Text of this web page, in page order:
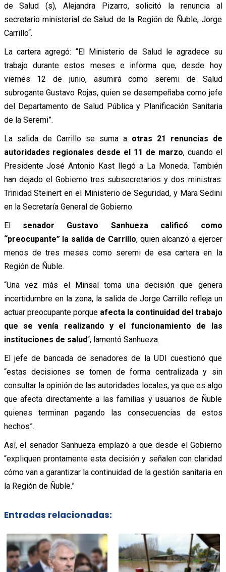
de Salud (s), Alejandra Pizarro, solicitó la renuncia al
secretario ministerial de Salud de la Región de Ñuble, Jorge
Carrillo“.
La cartera agregó: “El Ministerio de Salud le agradece su
trabajo durante estos meses e informa que, desde hoy
viernes 12 de junio, asumirá como seremi de Salud
subrogante Gustavo Rojas, quien se desempeñaba como jefe
del Departamento de Salud Pública y Planificación Sanitaria
de la Seremi”.
La salida de Carrillo se suma a otras 21 renuncias de
autoridades regionales desde el 11 de marzo, cuando el
Presidente José Antonio Kast llegó a La Moneda. También
han dejado el Gobierno tres subsecretarios y dos ministras:
Trinidad Steinert en el Ministerio de Seguridad, y Mara Sedini
en la Secretaría General de Gobierno.
El senador Gustavo Sanhueza calificó como
“preocupante” la salida de Carrillo, quien alcanzó a ejercer
menos de tres meses como seremi de esa cartera en la
Región de Ñuble.
“Una vez más el Minsal toma una decisión que genera
incertidumbre en la zona, la salida de Jorge Carrillo refleja un
actuar preocupante porqueafecta la continuidad del trabajo
que se venía realizando y el funcionamiento de las
instituciones de salud“, lamentó Sanhueza.
El jefe de bancada de senadores de la UDI cuestionó que
“estas decisiones se tomen de forma centralizada y sin
consultar la opinión de las autoridades locales, ya que es algo
que afecta directamente a las familias y usuarios de Ñuble
quienes terminan pagando las consecuencias de estos
hechos”.
Así, el senador Sanhueza emplazó a que desde el Gobierno
“expliquen prontamente esta decisión y señalen con claridad
cómo van a garantizar la continuidad de la gestión sanitaria en
la Región de Ñuble.”
Entradas relacionadas: